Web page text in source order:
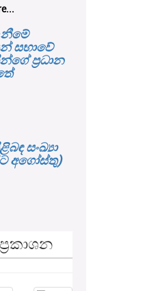
සභාවේ
ප්‍රධාන
සංඛ්‍යා
අගෝස්තු)